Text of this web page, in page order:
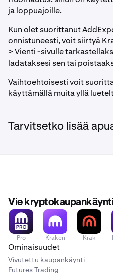
ja loppuajoille.
Kun olet suorittanut
onnistuneesti, voit siirtyä
> Vienti -sivulle
ladataksesi sen tai
Vaihtoehtoisesti voit
käyttämällä muita yllä
Tarvitsetko lisää
Vie
Pro Kraken Krak
Ominaisuudet
Vivutettu kaupankäynti
Futures Trading